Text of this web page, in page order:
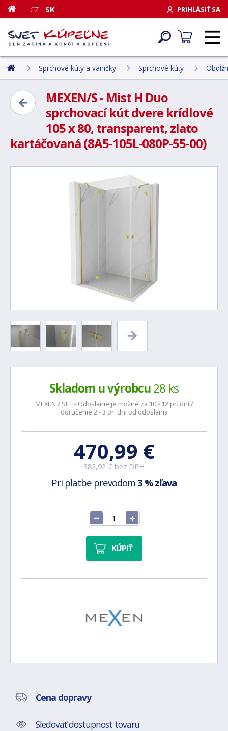
PRIHLÁSIŤ SA
CZ SK
Sprchové kúty a vaničky Sprchové kúty
MEXEN/S - Mist H Duo
sprchovací kút dvere krídlové
105 x 80, transparent, zlato
kartáčovaná (8A5-105L-080P-55-00)
Skladom u výrobcu28 ks
MEXEN / SET - Odoslanie je možné za 10 - 12 pr. dní /
doručenie 2 - 3 pr. dni od odoslania
470,99 €
382,92 € bez DPH
Pri platbe prevodom 3 % zľava
KÚPIŤ
Cena dopravy
Sledovať dostupnost tovaru